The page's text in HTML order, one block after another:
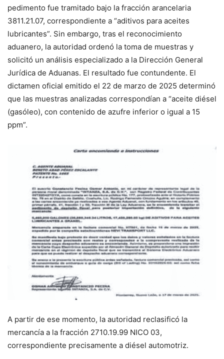
pedimento fue tramitado bajo la fracción arancelaria
3811.21.07, correspondiente a “aditivos para aceites
lubricantes”. Sin embargo, tras el reconocimiento
aduanero, la autoridad ordenó la toma de muestras y
solicitó un análisis especializado a la Dirección General
Jurídica de Aduanas. El resultado fue contundente. El
dictamen oficial emitido el 22 de marzo de 2025 determinó
que las muestras analizadas correspondían a “aceite diésel
(gasóleo), con contenido de azufre inferior o igual a 15
ppm”.
A partir de ese momento, la autoridad reclasificó la
mercancía a la fracción 2710.19.99 NICO 03,
correspondiente precisamente a diésel automotriz.